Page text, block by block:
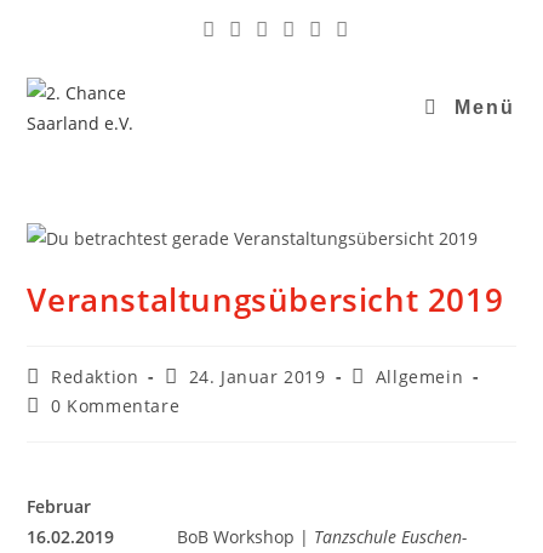
Menü
Veranstaltungsübersicht 2019
Redaktion 24. Januar 2019
Allgemein
0 Kommentare
Februar
16.02.2019 BoB Workshop | Tanzschule Euschen-